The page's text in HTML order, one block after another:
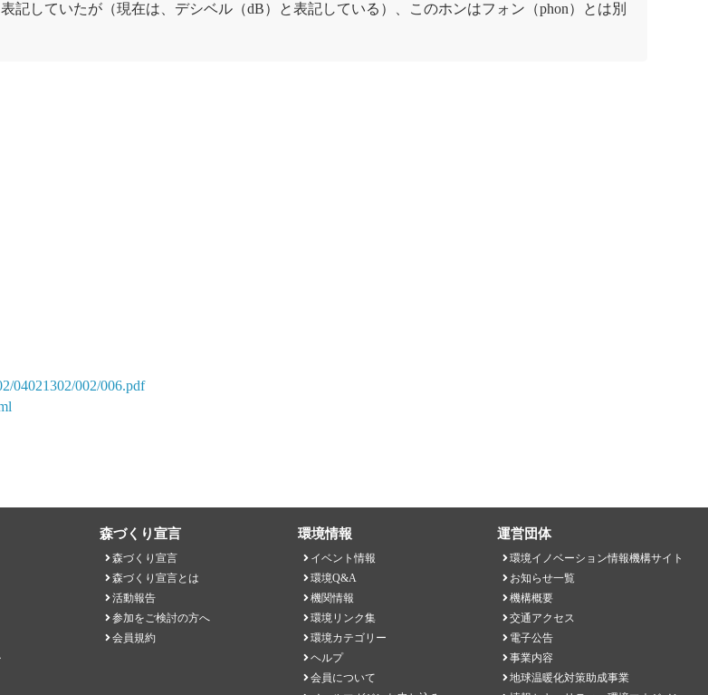
記していたが（現在は、 デシベル （dB）と表記している）、このホンはフォン（phon）とは別
04021302/002/006.pdf
森づくり宣言
森づくり宣言
森づくり宣言とは
活動報告
参加をご検討の方へ
会員規約
環境情報
イベント情報
環境Q&A
機関情報
環境リンク集
環境カテゴリー
ヘルプ
会員について
運営団体
環境イノベーション情報機構サイト
お知らせ一覧
機構概要
交通アクセス
電子公告
事業内容
地球温暖化対策助成事業